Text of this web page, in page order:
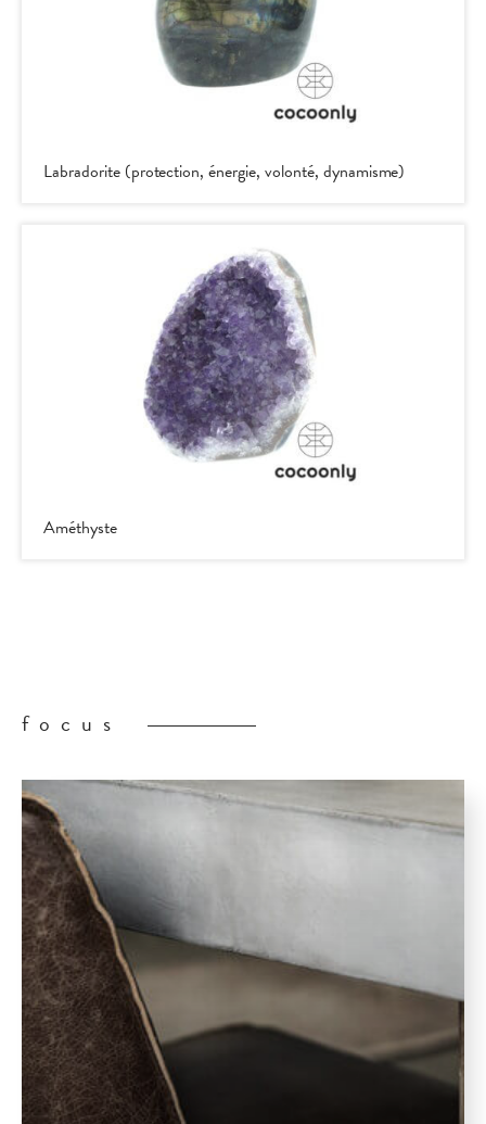
Labradorite (protection, énergie, volonté, dynamisme)
Améthyste
focus